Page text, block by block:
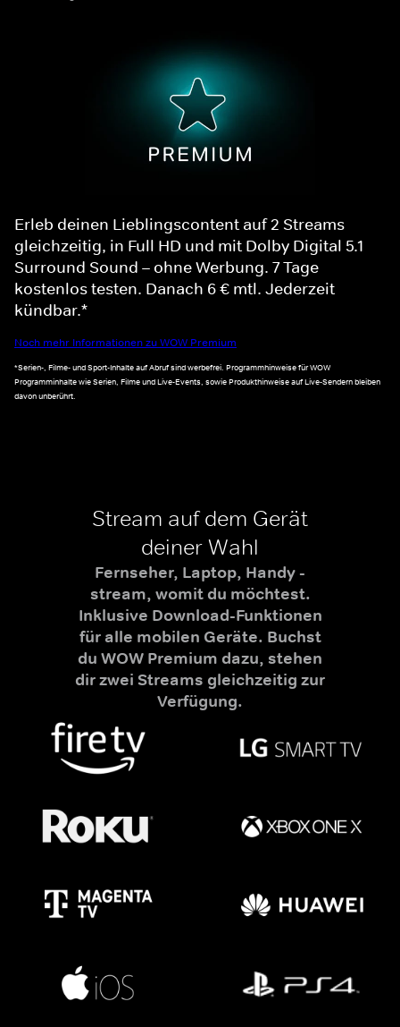
Erleb deinen Lieblingscontent auf 2 Streams
gleichzeitig, in Full HD und mit Dolby Digital 5.1
Surround Sound – ohne Werbung. 7 Tage
kostenlos testen. Danach 6 € mtl. Jederzeit
kündbar.*
Noch mehr Informationen zu WOW Premium
*Serien-, Filme- und Sport-Inhalte auf Abruf sind werbefrei. Programmhinweise für WOW
Programminhalte wie Serien, Filme und Live-Events, sowie Produkthinweise auf Live-Sendern bleiben
davon unberührt.
Stream auf dem Gerät
deiner Wahl
Fernseher, Laptop, Handy -
stream, womit du möchtest.
Inklusive Download-Funktionen
für alle mobilen Geräte. Buchst
du WOW Premium dazu, stehen
dir zwei Streams gleichzeitig zur
Verfügung.